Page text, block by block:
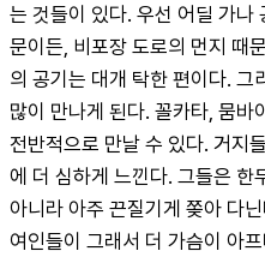
는 것들이 있다. 우선 어딜 가나
문이든, 비포장 도로의 먼지 때
의 공기는 대개 탁한 편이다. 그
많이 만나게 된다. 꼴카타, 뭄바
전반적으로 만날 수 있다. 거지
에 더 심하게 느낀다. 그들은 한
아니라 아주 끈질기게 쫒아 다
여인들이 그래서 더 가슴이 아